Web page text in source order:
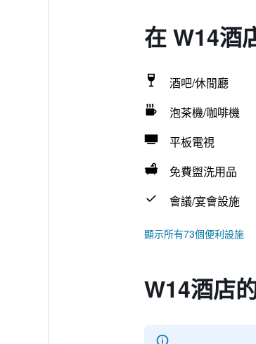
在 W14酒
酒吧/休閒廳
泡茶機/咖啡機
平板電視
免費盥洗用品
會議/宴會設施
顯示所有73個便利設施
W14酒店